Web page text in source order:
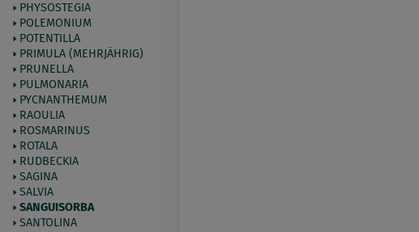
PHYSOSTEGIA
POLEMONIUM
POTENTILLA
PRIMULA (MEHRJÄHRIG)
PRUNELLA
PULMONARIA
PYCNANTHEMUM
RAOULIA
ROSMARINUS
ROTALA
RUDBECKIA
SAGINA
SALVIA
SANGUISORBA
SANTOLINA